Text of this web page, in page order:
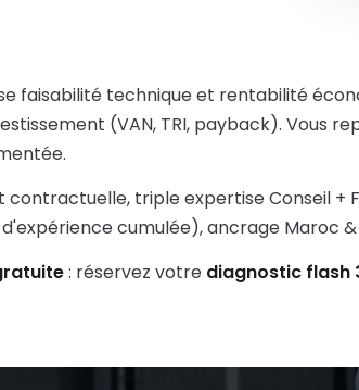
faisabilité technique et rentabilité
(VAN, TRI, payback).
triple expertise Conseil +
cumulée), ancrage Maroc
: réservez votre diagnostic flash